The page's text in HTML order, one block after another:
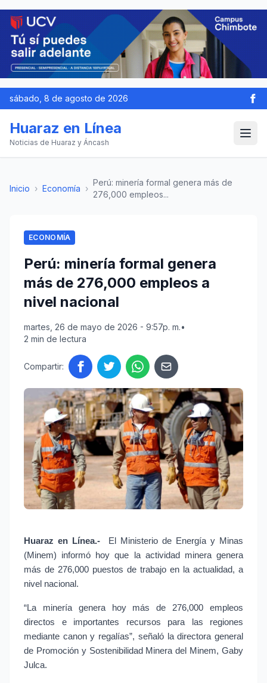
sábado, 8 de agosto de 2026
Huaraz en Línea
Noticias de Huaraz y Áncash
Inicio › Economía ›
Perú: minería formal genera más de
276,000 empleos...
ECONOMÍA
Perú: minería formal genera
más de 276,000 empleos a
nivel nacional
martes, 26 de mayo de 2026 - 9:57p. m.•
2 min de lectura
Compartir:
Huaraz en Línea.-
El Ministerio de Energía y Minas
(Minem) informó hoy que la actividad minera genera
más de 276,000 puestos de trabajo en la actualidad, a
nivel nacional.
“La minería genera hoy más de 276,000 empleos
directos e importantes recursos para las regiones
mediante canon y regalías”, señaló la directora general
de Promoción y Sostenibilidad Minera del Minem, Gaby
Julca.